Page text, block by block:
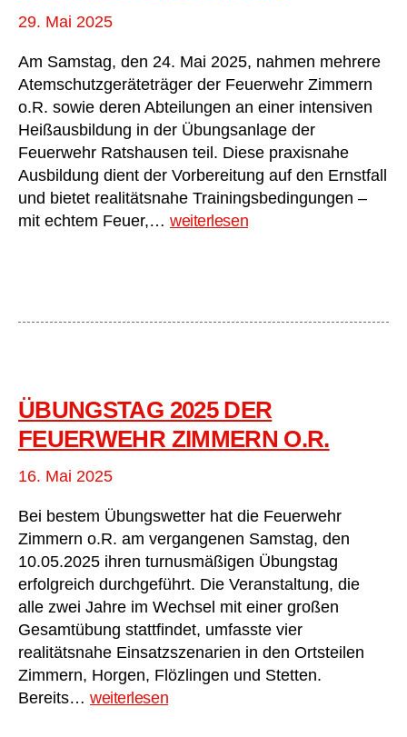
29. Mai 2025
Am Samstag, den 24. Mai 2025, nahmen mehrere
Atemschutzgeräteträger der Feuerwehr Zimmern
o.R. sowie deren Abteilungen an einer intensiven
Heißausbildung in der Übungsanlage der
Feuerwehr Ratshausen teil. Diese praxisnahe
Ausbildung dient der Vorbereitung auf den Ernstfall
und bietet realitätsnahe Trainingsbedingungen –
mit echtem Feuer,… Heißausbildung
unter
weiterlesen
ÜBUNGSTAG 2025 DER
FEUERWEHR ZIMMERN O.R.
16. Mai 2025
Bei bestem Übungswetter hat die Feuerwehr
Zimmern o.R. am vergangenen Samstag, den
10.05.2025 ihren turnusmäßigen Übungstag
erfolgreich durchgeführt. Die Veranstaltung, die
alle zwei Jahre im Wechsel mit einer großen
Gesamtübung stattfindet, umfasste vier
realitätsnahe Einsatzszenarien in den Ortsteilen
Zimmern, Horgen, Flözlingen und Stetten.
Bereits… Übungstag
weiterlesen